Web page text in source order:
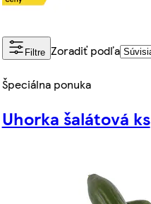
Filtre Zoradiť podľa
Špeciálna ponuka
Uhorka šalátová ks